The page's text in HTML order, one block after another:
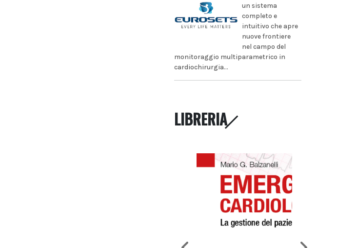
un sistema
completo e
intuitivo che apre
nuove frontiere
nel campo del
monitoraggio multiparametrico in
cardiochirurgia...
LIBRERIA